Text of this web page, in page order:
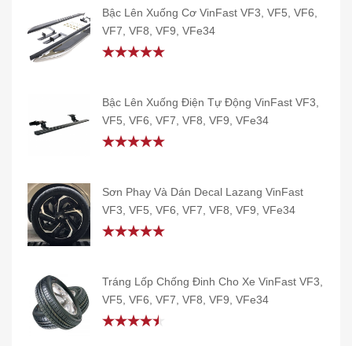
Bậc Lên Xuống Cơ VinFast VF3, VF5, VF6,
VF7, VF8, VF9, VFe34
Bậc Lên Xuống Điện Tự Động VinFast VF3,
VF5, VF6, VF7, VF8, VF9, VFe34
Sơn Phay Và Dán Decal Lazang VinFast
VF3, VF5, VF6, VF7, VF8, VF9, VFe34
Tráng Lốp Chống Đinh Cho Xe VinFast VF3,
VF5, VF6, VF7, VF8, VF9, VFe34